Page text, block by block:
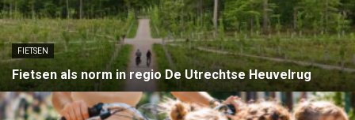
FIETSEN
Fietsen als norm in regio De Utrechtse Heuvelrug